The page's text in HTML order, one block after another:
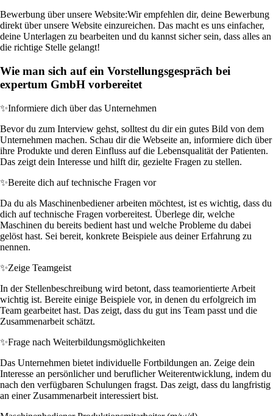
Bewerbung über unsere Website:Wir empfehlen dir, deine Bewerbung
direkt über unsere Website einzureichen. Das macht es uns einfacher,
deine Unterlagen zu bearbeiten und du kannst sicher sein, dass alles an
die richtige Stelle gelangt!
Wie man sich auf ein Vorstellungsgespräch bei
expertum GmbH vorbereitet
✨Informiere dich über das Unternehmen
Bevor du zum Interview gehst, solltest du dir ein gutes Bild von dem
Unternehmen machen. Schau dir die Webseite an, informiere dich über
ihre Produkte und deren Einfluss auf die Lebensqualität der Patienten.
Das zeigt dein Interesse und hilft dir, gezielte Fragen zu stellen.
✨Bereite dich auf technische Fragen vor
Da du als Maschinenbediener arbeiten möchtest, ist es wichtig, dass du
dich auf technische Fragen vorbereitest. Überlege dir, welche
Maschinen du bereits bedient hast und welche Probleme du dabei
gelöst hast. Sei bereit, konkrete Beispiele aus deiner Erfahrung zu
nennen.
✨Zeige Teamgeist
In der Stellenbeschreibung wird betont, dass teamorientierte Arbeit
wichtig ist. Bereite einige Beispiele vor, in denen du erfolgreich im
Team gearbeitet hast. Das zeigt, dass du gut ins Team passt und die
Zusammenarbeit schätzt.
✨Frage nach Weiterbildungsmöglichkeiten
Das Unternehmen bietet individuelle Fortbildungen an. Zeige dein
Interesse an persönlicher und beruflicher Weiterentwicklung, indem du
nach den verfügbaren Schulungen fragst. Das zeigt, dass du langfristig
an einer Zusammenarbeit interessiert bist.